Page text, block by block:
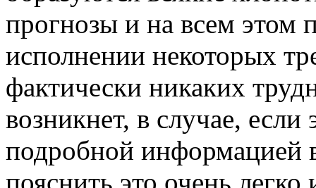
прогнозы и на всем этом
исполнении некоторых
фактически никаких
возникнет, в случае, если
подробной информацией
пояснить это очень